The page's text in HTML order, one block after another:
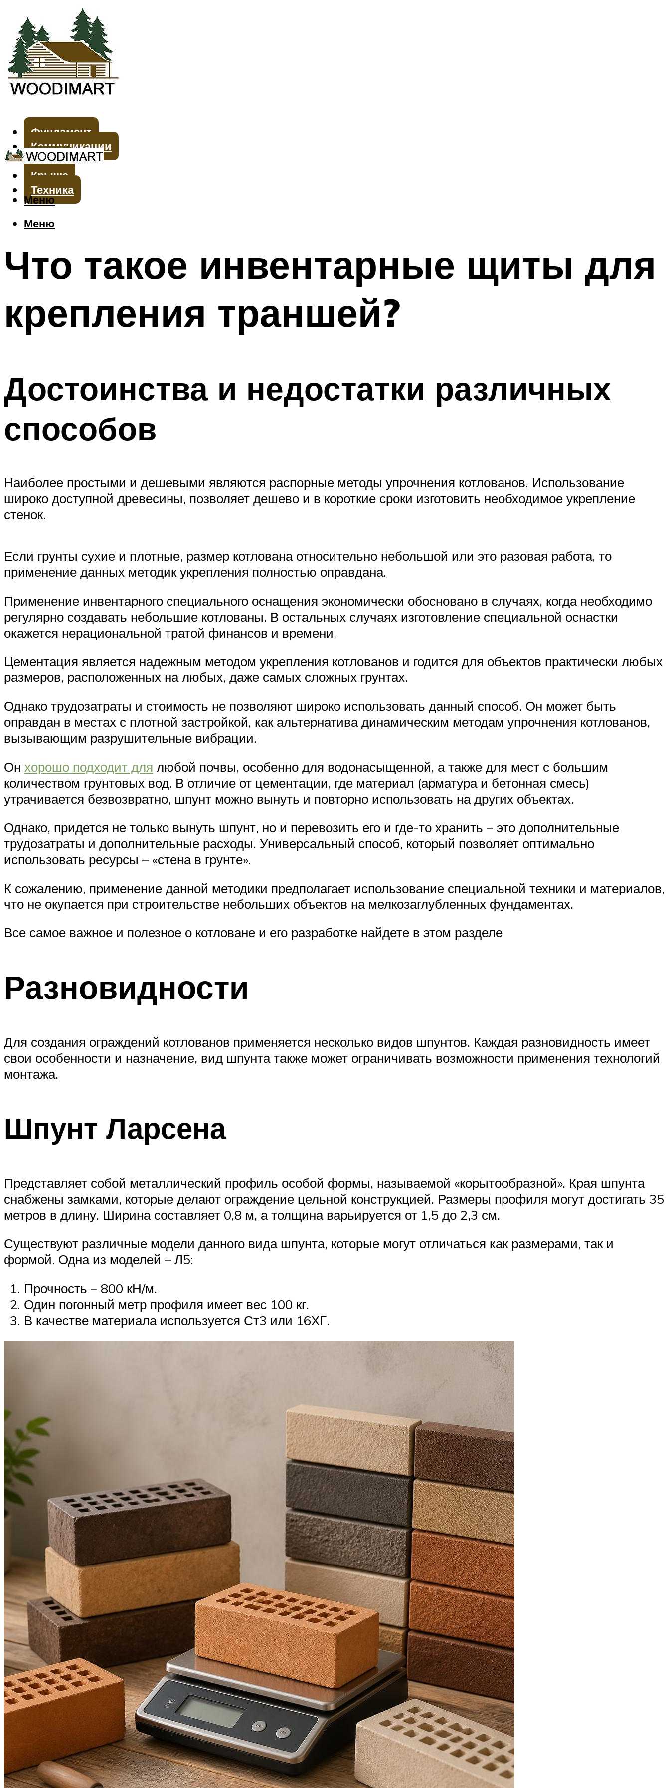
Фундамент
Коммуникации
Стены
Крыша
Техника
Меню
Меню
Что такое инвентарные щиты для
крепления траншей?
Достоинства и недостатки различных
способов
Наиболее простыми и дешевыми являются распорные методы упрочнения котлованов. Использование
широко доступной древесины, позволяет дешево и в короткие сроки изготовить необходимое укрепление
стенок.
Если грунты сухие и плотные, размер котлована относительно небольшой или это разовая работа, то
применение данных методик укрепления полностью оправдана.
Применение инвентарного специального оснащения экономически обосновано в случаях, когда необходимо
регулярно создавать небольшие котлованы. В остальных случаях изготовление специальной оснастки
окажется нерациональной тратой финансов и времени.
Цементация является надежным методом укрепления котлованов и годится для объектов практически любых
размеров, расположенных на любых, даже самых сложных грунтах.
Однако трудозатраты и стоимость не позволяют широко использовать данный способ. Он может быть
оправдан в местах с плотной застройкой, как альтернатива динамическим методам упрочнения котлованов,
вызывающим разрушительные вибрации.
Он хорошо подходит для любой почвы, особенно для водонасыщенной, а также для мест с большим
количеством грунтовых вод. В отличие от цементации, где материал (арматура и бетонная смесь)
утрачивается безвозвратно, шпунт можно вынуть и повторно использовать на других объектах.
Однако, придется не только вынуть шпунт, но и перевозить его и где-то хранить – это дополнительные
трудозатраты и дополнительные расходы. Универсальный способ, который позволяет оптимально
использовать ресурсы – «стена в грунте».
К сожалению, применение данной методики предполагает использование специальной техники и материалов,
что не окупается при строительстве небольших объектов на мелкозаглубленных фундаментах.
Все самое важное и полезное о котловане и его разработке найдете в этом разделе
Разновидности
Для создания ограждений котлованов применяется несколько видов шпунтов. Каждая разновидность имеет
свои особенности и назначение, вид шпунта также может ограничивать возможности применения технологий
монтажа.
Шпунт Ларсена
Представляет собой металлический профиль особой формы, называемой «корытообразной». Края шпунта
снабжены замками, которые делают ограждение цельной конструкцией. Размеры профиля могут достигать 35
метров в длину. Ширина составляет 0,8 м, а толщина варьируется от 1,5 до 2,3 см.
Существуют различные модели данного вида шпунта, которые могут отличаться как размерами, так и
формой. Одна из моделей – Л5:
Прочность – 800 кН/м.
Один погонный метр профиля имеет вес 100 кг.
В качестве материала используется Ст3 или 16ХГ.